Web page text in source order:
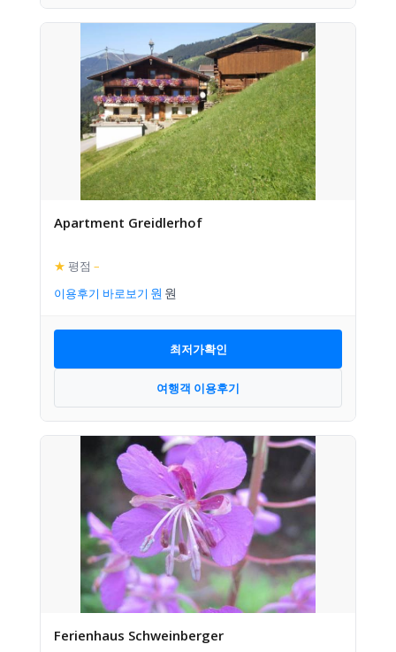
Apartment Greidlerhof
★ 평점 –
이용후기 바로보기
최저가확인
여행객 이용후기
Ferienhaus Schweinberger